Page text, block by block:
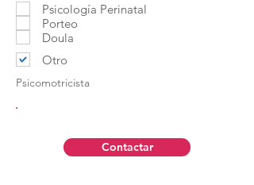
Psicología Perinatal
Porteo
Doula
Otro
Psicomotricista
Contactar